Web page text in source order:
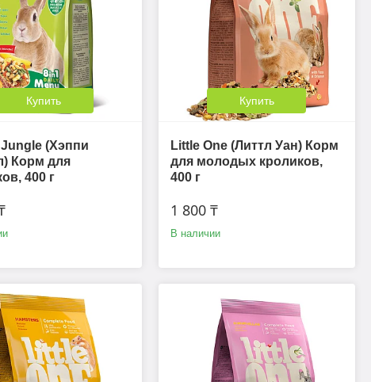
Купить
(Хэппи
Корм для
400 г
Купить
Little One (Литтл Уан) Корм
для молодых кроликов,
400 г
1 800 ₸
В наличии